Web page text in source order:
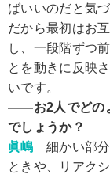
ばいいのだと気
だから最初はお
し、一段階ずつ
とを動きに反映
いです。
――お2人でどの
でしょうか？
眞嶋 細かい部分
ときや、リアク